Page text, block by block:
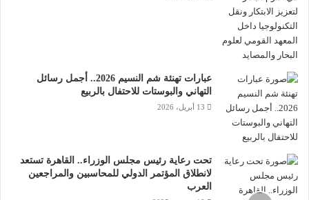
عبارات تهنئة شم النسيم 2026.. أجمل رسائل
التهاني والبوستات للاحتفال بالربيع
13 أبريل، 2026
تحت رعاية رئيس مجلس الوزراء.. القاهرة تستعد
لانطلاق المؤتمر الدولي للمحاسبين والمراجعين
العرب